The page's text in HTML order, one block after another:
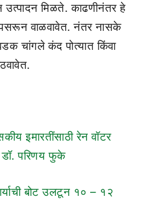
मिळते. काढणीनंतर हे
वाळवावेत. नंतर नासके
चांगले कंद पोत्यात किंवा
इमारतींसाठी रेन वॉटर
डॉ. परिणय फुके
बोट उलटून १० – १२